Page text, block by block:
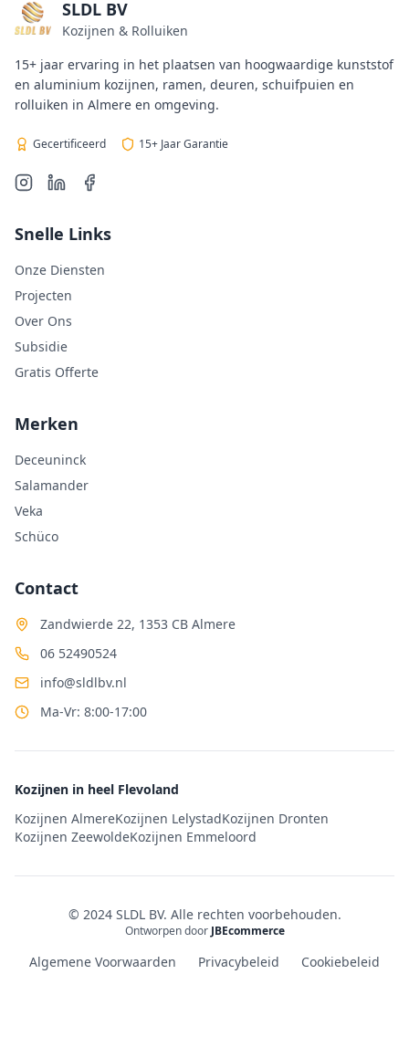
SLDL BV
Kozijnen & Rolluiken
15+ jaar ervaring in het plaatsen van hoogwaardige kunststof
en aluminium kozijnen, ramen, deuren, schuifpuien en
rolluiken in Almere en omgeving.
Gecertificeerd 15+ Jaar Garantie
Snelle Links
Onze Diensten
Projecten
Over Ons
Subsidie
Gratis Offerte
Merken
Deceuninck
Salamander
Veka
Schüco
Contact
Zandwierde 22, 1353 CB Almere
06 52490524
info@sldlbv.nl
Ma-Vr: 8:00-17:00
Kozijnen in heel Flevoland
Kozijnen AlmereKozijnen LelystadKozijnen Dronten
Kozijnen ZeewoldeKozijnen Emmeloord
© 2024 SLDL BV. Alle rechten voorbehouden.
Ontworpen door JBEcommerce
Algemene Voorwaarden Privacybeleid Cookiebeleid